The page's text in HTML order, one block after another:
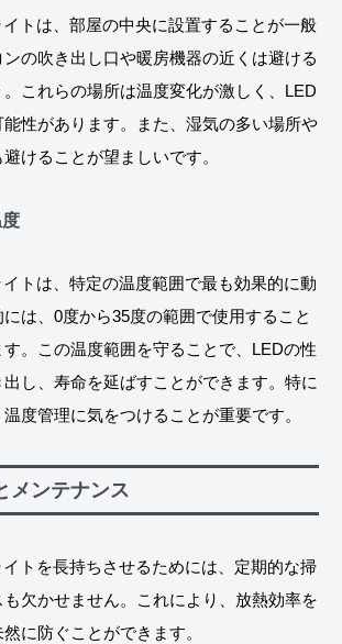
トは、部屋の中央に設置することが一般
の吹き出し口や暖房機器の近くは避ける
これらの場所は温度変化が激しく、LED
性があります。また、湿気の多い場所や
けることが望ましいです。
トは、特定の温度範囲で最も効果的に動
は、0度から35度の範囲で使用すること
。この温度範囲を守ることで、LEDの性
し、寿命を延ばすことができます。特に
度管理に気をつけることが重要です。
メンテナンス
トを長持ちさせるためには、定期的な掃
欠かせません。これにより、放熱効率を
に防ぐことができます。